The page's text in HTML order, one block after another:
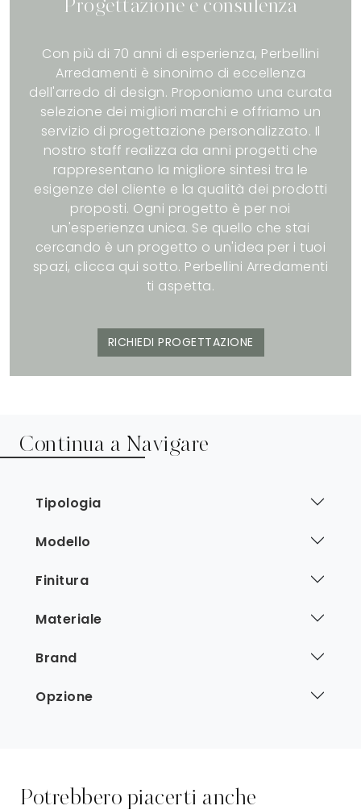
Progettazione e consulenza
Con più di 70 anni di esperienza, Perbellini
Arredamenti è sinonimo di eccellenza
dell'arredo di design. Proponiamo una curata
selezione dei migliori marchi e offriamo un
servizio di progettazione personalizzato. Il
nostro staff realizza da anni progetti che
rappresentano la migliore sintesi tra le
esigenze del cliente e la qualità dei prodotti
proposti. Ogni progetto è per noi
un'esperienza unica. Se quello che stai
cercando è un progetto o un'idea per i tuoi
spazi, clicca qui sotto. Perbellini Arredamenti
ti aspetta.
RICHIEDI PROGETTAZIONE
Continua a Navigare
Tipologia
Modello
Finitura
Materiale
Brand
Opzione
Potrebbero piacerti anche